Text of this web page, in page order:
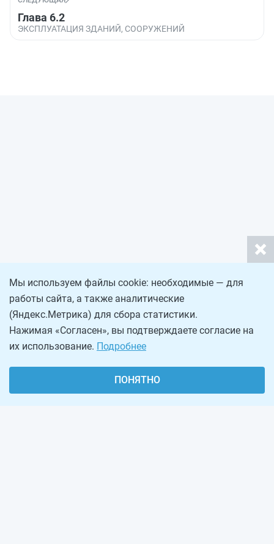
Глава 6.2
ЭКСПЛУАТАЦИЯ ЗДАНИЙ, СООРУЖЕНИЙ
Мы используем файлы cookie: необходимые — для
работы сайта, а также аналитические
(Яндекс.Метрика) для сбора статистики.
Нажимая «Согласен», вы подтверждаете согласие на
их использование. Подробнее
ПОНЯТНО